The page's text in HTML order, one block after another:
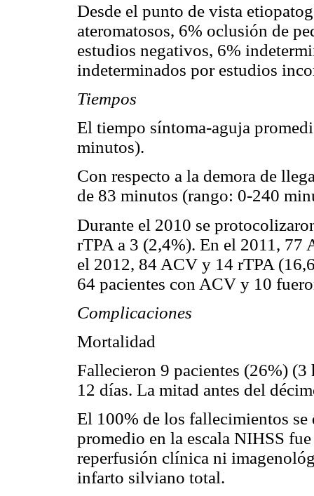
Desde el punto de vista
ateromatosos, 6% oclusión de
estudios negativos, 6%
indeterminados por estudios
Tiempos
El tiempo síntoma-aguja
minutos).
Con respecto a la demora de
de 83 minutos (rango: 0-240
Durante el 2010 se
rTPA a 3 (2,4%). En el 2011, 77
el 2012, 84 ACV y 14 rTPA
64 pacientes con ACV y 10
Complicaciones
Mortalidad
Fallecieron 9 pacientes (26%)
12 días. La mitad antes del
El 100% de los fallecimientos
promedio en la escala NIHSS
reperfusión clínica ni
infarto silviano total.